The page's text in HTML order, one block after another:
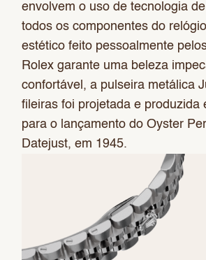
envolvem o uso de tecnologia
todos os componentes do
estético feito pessoalmente
Rolex garante uma beleza
confortável, a pulseira metálica
fileiras foi projetada e produzida
para o lançamento do Oyster
Datejust, em 1945.